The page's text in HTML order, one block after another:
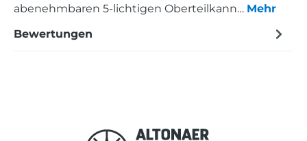
abenehmbaren 5-lichtigen Oberteilkann… Mehr
Bewertungen